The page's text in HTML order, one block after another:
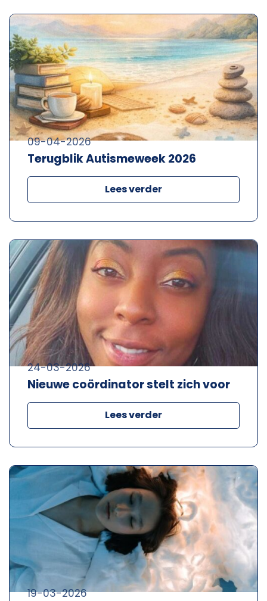
Terugblik Autismeweek 2026
09-04-2026
Lees verder
Nieuwe coördinator stelt zich voor
24-03-2026
Lees verder
19-03-2026